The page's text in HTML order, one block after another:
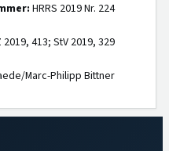
HRRS 2019 Nr. 224
2019, 413; StV 2019, 329
Marc-Philipp Bittner